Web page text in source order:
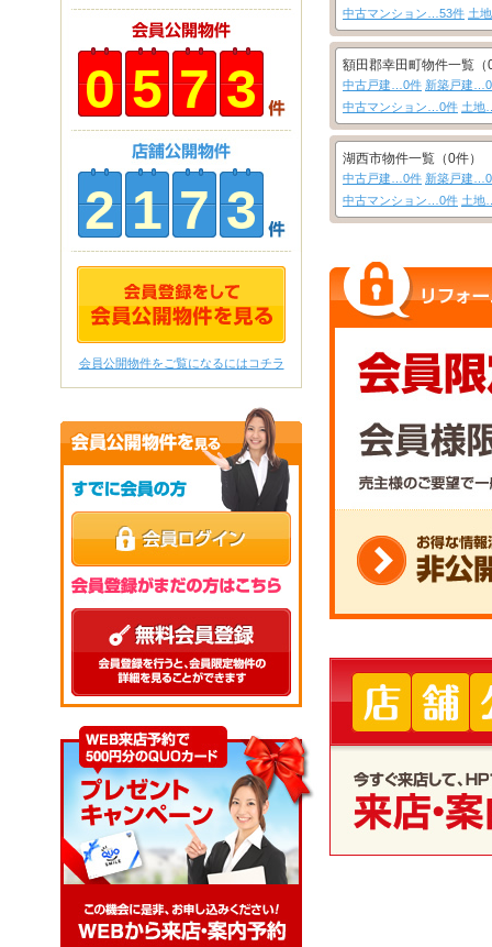
中古マンション…53件 土
額田郡幸田町物件一覧（
中古戸建…0件 新築戸建
中古マンション…0件 土地
湖西市物件一覧（0件）
中古戸建…0件 新築戸建
中古マンション…0件 土地
0 5 7 3
2 1 7 3
会員公開物件をご覧になるにはコチラ